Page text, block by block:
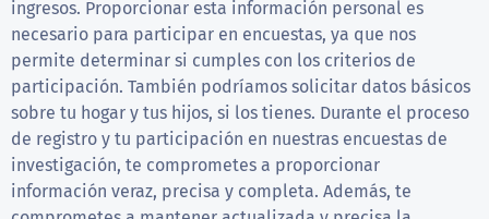
ingresos. Proporcionar esta información personal es
necesario para participar en encuestas, ya que nos
permite determinar si cumples con los criterios de
participación. También podríamos solicitar datos básicos
sobre tu hogar y tus hijos, si los tienes. Durante el proceso
de registro y tu participación en nuestras encuestas de
investigación, te comprometes a proporcionar
información veraz, precisa y completa. Además, te